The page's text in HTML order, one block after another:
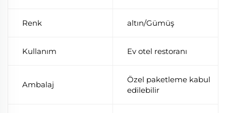
Renk altın/Gümüş
Kullanım Ev otel restoranı
Ambalaj
Özel paketleme kabul
edilebilir